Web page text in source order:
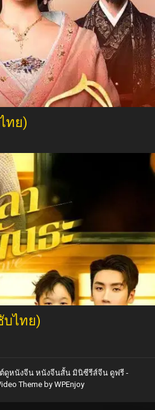
ทย)
บไทย)
ดูหนังจีน หนังจีนสั้น มินิซีรีส์จีน ดูฟรี -
Themeby WPEnjoy